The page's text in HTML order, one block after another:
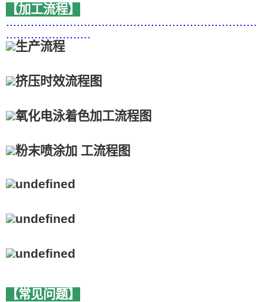
【加工流程】
.......................................................................
........................
【常见问题】